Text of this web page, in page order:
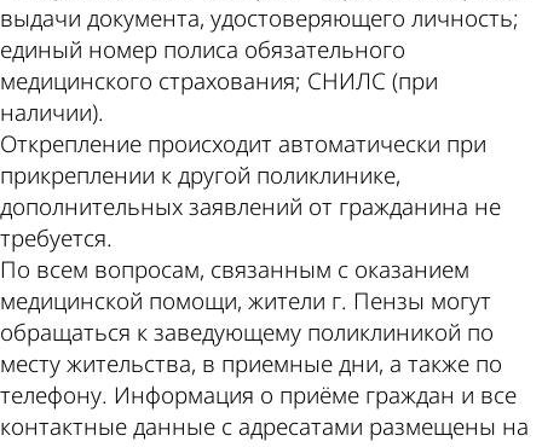
выдачи документа, удостоверяющего личность;
единый номер полиса обязательного
медицинского страхования; СНИЛС (при
наличии).
Открепление происходит автоматически при
прикреплении к другой поликлинике,
дополнительных заявлений от гражданина не
требуется.
По всем вопросам, связанным с оказанием
медицинской помощи, жители г. Пензы могут
обращаться к заведующему поликлиникой по
месту жительства, в приемные дни, а также по
телефону. Информация о приёме граждан и все
контактные данные с адресатами размещены на